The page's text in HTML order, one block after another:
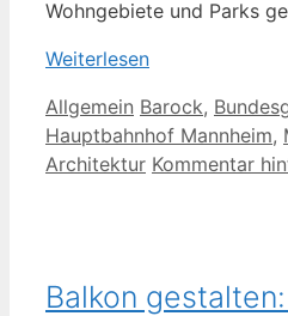
Wohngebiete und Parks
Weiterlesen
Kategorien
Allgemein Schlagwörter
Barock,
Hauptbahnhof Mannheim,
Architektur Kommentar
Balkon